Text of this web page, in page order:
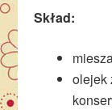
Skład:
olejek